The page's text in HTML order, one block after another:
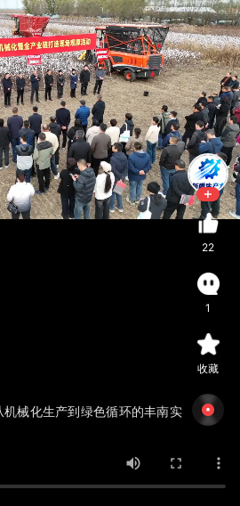
22
1
收藏
械化生产到绿色循环的丰南实